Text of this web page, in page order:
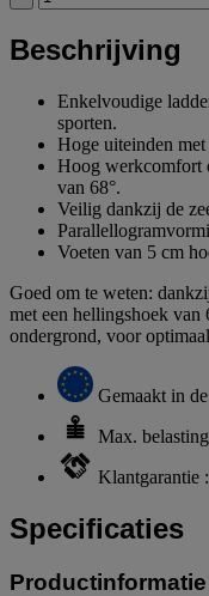
Beschrijving
Enkelvoudige
sporten.
Hoge uiteinden
Hoog werkcomfort
van 68°.
Veilig dankzij de
Voeten van 5 cm
Goed om te weten:
met een hellingshoek van
ondergrond, voor
Gemaakt in
Max.
Klantgarantie
Specificaties
Productinformatie